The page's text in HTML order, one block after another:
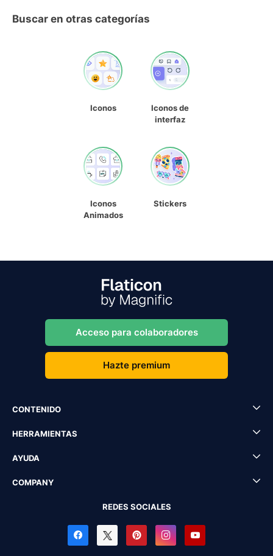
Buscar en otras categorías
Iconos
Iconos de
interfaz
Iconos
Animados
Stickers
Acceso para colaboradores
Hazte premium
CONTENIDO
HERRAMIENTAS
AYUDA
COMPANY
REDES SOCIALES